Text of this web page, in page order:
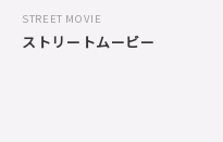
STREET MOVIE
ストリートムービー